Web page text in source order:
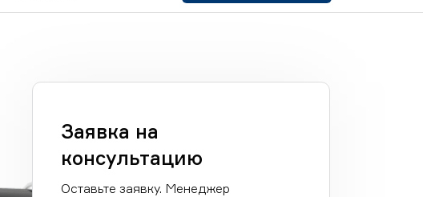
Заявка на
консультацию
Оставьте заявку. Менеджер